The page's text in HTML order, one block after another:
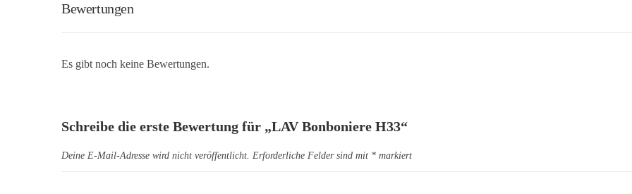
Bewertungen
Es gibt noch keine Bewertungen.
Schreibe die erste Bewertung für „LAV Bonboniere H33“
Deine E-Mail-Adresse wird nicht veröffentlicht. Erforderliche Felder sind mit * markiert